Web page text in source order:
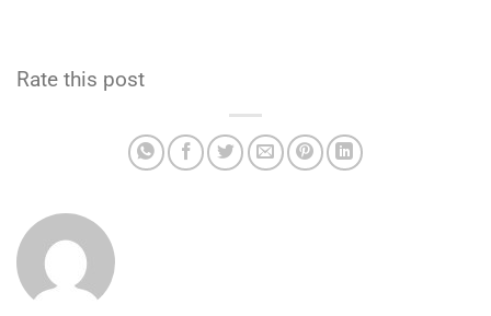
Rate this post